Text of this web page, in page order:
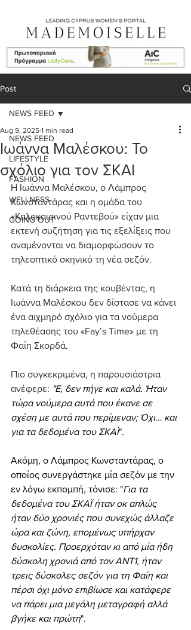
Post
NEWS FEED
LIFESTYLE
FASHION
WELLNESS
GOING OUT
NEWS FEED
Ιωάννα Μαλέσκου: Το
σχόλιο για τον ΣΚΑΙ
Aug 9, 2025 1 min read
Η Ιωάννα Μαλέσκου, ο Λάμπρος
Κωνσταντάρας και η ομάδα του
«Καλοκαιρινού Ραντεβού» είχαν μια
εκτενή συζήτηση για τις εξελίξεις που
αναμένονται να διαμορφώσουν το
τηλεοπτικό σκηνικό τη νέα σεζόν.
Κατά τη διάρκεια της κουβέντας, η
Ιωάννα Μαλέσκου δεν δίστασε να κάνει
ένα αιχμηρό σχόλιο για τα νούμερα
τηλεθέασης του «Fay’s Time» με τη
Φαίη Σκορδά.
Πιο συγκεκριμένα, η παρουσιάστρια
ανέφερε: "Ε, δεν πήγε και καλά. Ήταν
τώρα νούμερα αυτά που έκανε σε
σχέση με αυτά που περίμεναν; Όχι… και
για τα δεδομένα του ΣΚΑΪ".
Ακόμη, ο Λάμπρος Κωνσταντάρας, ο
οποίος συνεργάστηκε μία σεζόν με την
εν λόγω εκπομπή, τόνισε: "Για τα
δεδομένα του ΣΚΑΪ ήταν οκ απλώς
ήταν δύο χρονιές που συνεχώς άλλαζε
ώρα και ζώνη, επομένως υπήρχαν
δυσκολίες. Προερχόταν κι από μία ήδη
δύσκολη χρονιά από τον ΑΝΤ1, ήταν
τρεις δύσκολες σεζόν για τη Φαίη και
πέρσι όχι μόνο επιβίωσε και κατάφερε
να πάρει μια μεγάλη μεταγραφή αλλά
βγήκε και πρώτη".